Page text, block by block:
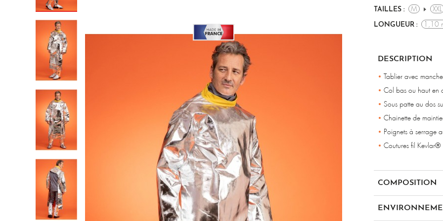
TAILLES : M XXL
LONGUEUR : 1,10
DESCRIPTION
Tablier avec
Col bas ou haut en
Sous patte au dos
Chainette de
Poignets à serrage
Coutures fil Kevlar®
COMPOSITION
Para-aramide 500 gr/